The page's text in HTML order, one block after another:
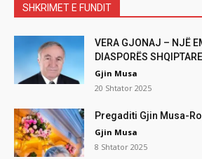
SHKRIMET E FUNDIT
VERA GJONAJ – NJË
DIASPORËS
Gjin Musa
20 Shtator 2025
Pregaditi Gjin Musa-
Gjin Musa
8 Shtator 2025